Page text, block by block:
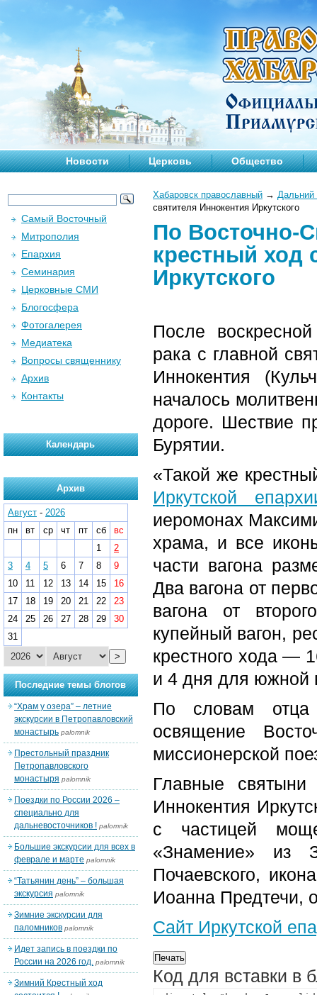
Новости Церковь Общество
Хабаровск православный → Дальний
святителя Иннокентия Иркутского
По Восточно-
крестный ход
Иркутского
После
рака с главной
Иннокентия
началось
дороге. Шествие
Бурятии.
«Такой же
Иркутской
иеромонах
храма, и все
части вагона
Два вагона от
вагона от
купейный вагон,
крестного хода —
и 4 дня для южной
По словам отца
освящение
миссионерской
Главные
Иннокентия
с частицей
«Знамение» из
Почаевского,
Иоанна Предтечи,
Сайт Иркутской
Код для вставки в
Самый Восточный
Митрополия
Епархия
Семинария
Церковные СМИ
Блогосфера
Фотогалерея
Медиатека
Вопросы священнику
Архив
Контакты
Календарь
Архив
Август - 2026
пн
вт ср чт пт сб
вс
1
2
3
4 5 6 7 8
9
10
11 12 13 14 15
16
17
18 19 20 21 22
23
24
25 26 27 28 29
30
31
>
Последние темы блогов
“Храм у озера” – летние
экскурсии в Петропавловский
монастырь palomnik
Престольный праздник
Петропавловского
монастыря palomnik
Поездки по России 2026 –
специально для
дальневосточников ! palomnik
Большие экскурсии для всех в
феврале и марте palomnik
“Татьянин день” – большая
экскурсия palomnik
Зимние экскурсии для
паломников palomnik
Идет запись в поездки по
России на 2026 год. palomnik
Зимний Крестный ход